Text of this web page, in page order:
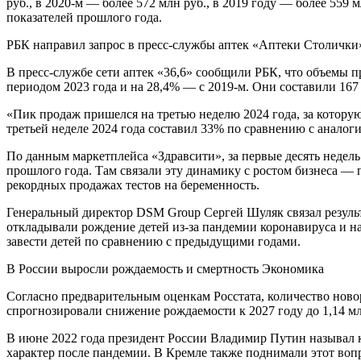
руб., в 2020-м — более 572 млн руб., в 2019 году — более 559
показателей прошлого года.
РБК направил запрос в пресс-службы аптек «Аптеки
В пресс-службе сети аптек «36,6» сообщили РБК, что объемы
периодом 2023 года и на 28,4% — с 2019-м. Они составили
«Пик продаж пришелся на третью неделю 2024 года, за
третьей неделе 2024 года составил 33% по сравнению с
По данным маркетплейса «Здравсити», за первые десять
прошлого года. Там связали эту динамику с ростом бизнеса
рекордных продажах тестов на беременность.
Генеральный директор DSM Group Сергей Шуляк связал
откладывали рождение детей из-за пандемии коронавируса и
завести детей по сравнению с предыдущими годами.
В России выросли рождаемость и смертность Экономика
Согласно предварительным оценкам Росстата, количество
спрогнозировали снижение рождаемости к 2027 году до 1,14
В июне 2022 года президент России Владимир Путин
характер после пандемии. В Кремле также поднимали этот